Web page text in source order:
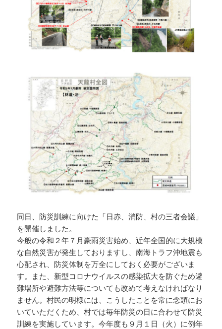
同日、防災訓練に向けた「日赤、消防、村の三者会議」
を開催しました。
今般の令和２年７月豪雨災害始め、近年全国的に大規模
な自然災害が発生しておりますし、南海トラフ沖地震も
心配され、防災体制を万全にしておく必要がございま
す。また、新型コロナウイルスの感染拡大を防ぐため避
難場所や避難方法等についても改めて考えなければなり
ません。村民の明様には、こうしたことを常に念頭にお
いていただくため、村では毎年防災の日に合わせて防災
訓練を実施しています。今年度も９月１日（火）に例年